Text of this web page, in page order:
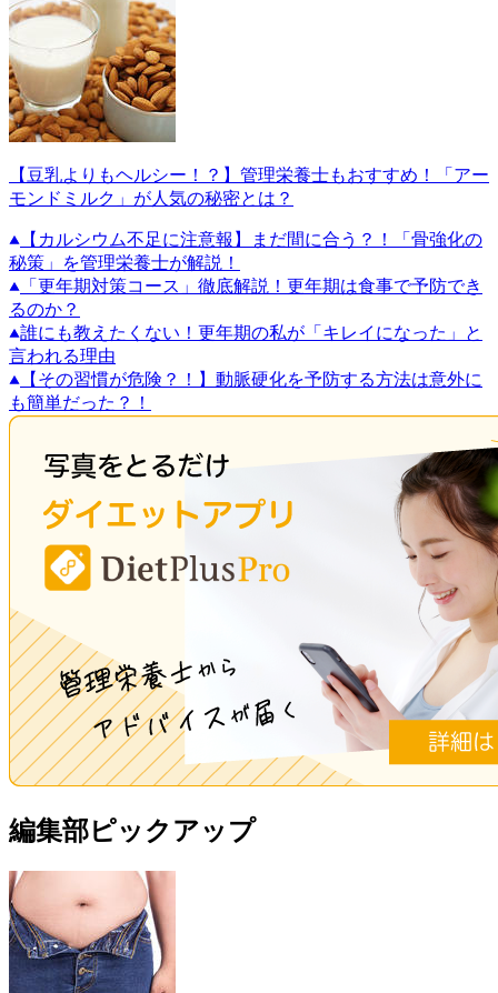
【豆乳よりもヘルシー！？】管理栄養士もおすすめ！「アー
モンドミルク」が人気の秘密とは？
【カルシウム不足に注意報】まだ間に合う？！「骨強化の
秘策」を管理栄養士が解説！
「更年期対策コース」徹底解説！更年期は食事で予防でき
るのか？
誰にも教えたくない！更年期の私が「キレイになった」と
言われる理由
【その習慣が危険？！】動脈硬化を予防する方法は意外に
も簡単だった？！
編集部ピックアップ